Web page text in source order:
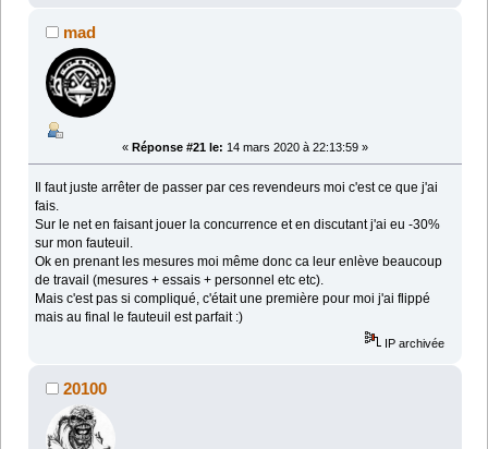
mad
« Réponse #21 le: 14 mars 2020 à 22:13:59 »
Il faut juste arrêter de passer par ces revendeurs moi c'est ce que j'ai
fais.
Sur le net en faisant jouer la concurrence et en discutant j'ai eu -30%
sur mon fauteuil.
Ok en prenant les mesures moi même donc ca leur enlève beaucoup
de travail (mesures + essais + personnel etc etc).
Mais c'est pas si compliqué, c'était une première pour moi j'ai flippé
mais au final le fauteuil est parfait :)
IP archivée
20100